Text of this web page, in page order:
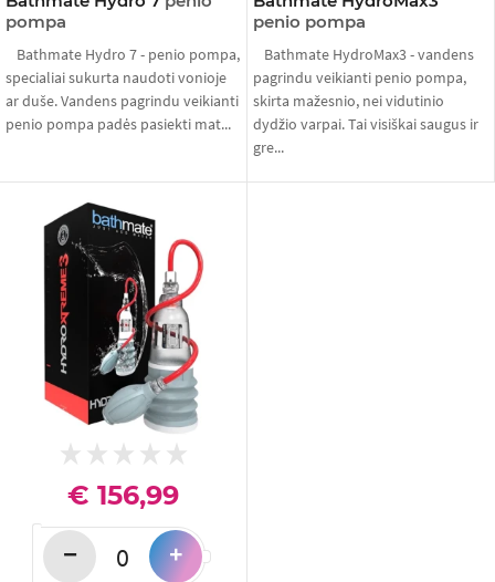
pompa
Bathmate Hydro 7 - penio pompa,
specialiai sukurta naudoti vonioje
ar duše. Vandens pagrindu veikianti
penio pompa padės pasiekti mat...
penio pompa
Bathmate HydroMax3 - vandens
pagrindu veikianti penio pompa,
skirta mažesnio, nei vidutinio
dydžio varpai. Tai visiškai saugus ir
gre...
€ 156,99
− +